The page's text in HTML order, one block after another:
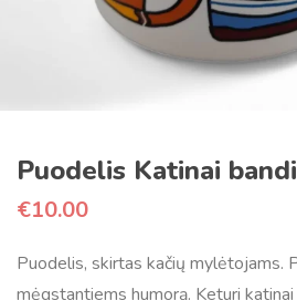
Puodelis Katinai
€10.00
Puodelis, skirtas kačių mylėtojams.
mėgstantiems humorą. Keturi